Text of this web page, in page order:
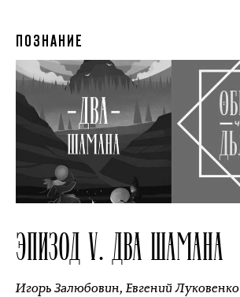
ПОЗНАНИЕ
ЭПИЗОД V. ДВА ШАМАНА
Игорь Залюбовин,Евгений Луковенко